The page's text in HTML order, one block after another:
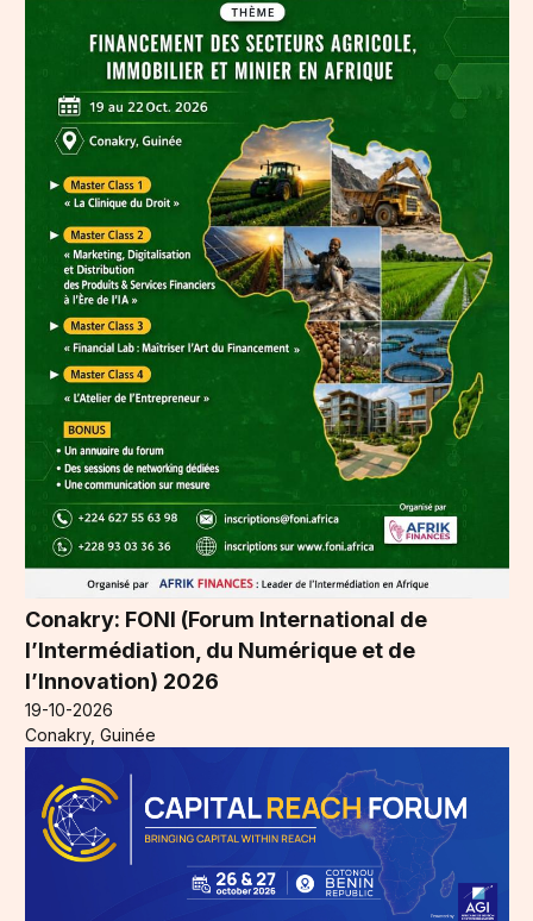
Conakry: FONI (Forum International de
l’Intermédiation, du Numérique et de
l’Innovation) 2026
19-10-2026
Conakry, Guinée